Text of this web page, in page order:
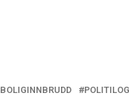
BOLIGINNBRUDD